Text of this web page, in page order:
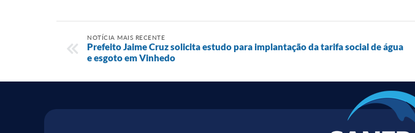
NOTÍCIA MAIS RECENTE
Prefeito Jaime Cruz solicita estudo para implantação da tarifa social de água
e esgoto em Vinhedo